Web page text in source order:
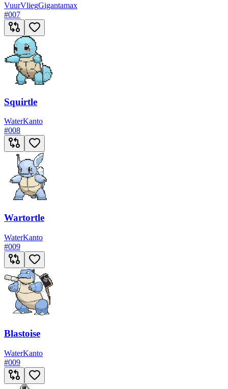
VuurVliegGigantamax
#007
Squirtle
WaterKanto
#008
Wartortle
WaterKanto
#009
Blastoise
WaterKanto
#009